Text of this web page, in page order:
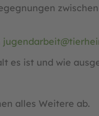
es ist und wie
alles Weitere ab.